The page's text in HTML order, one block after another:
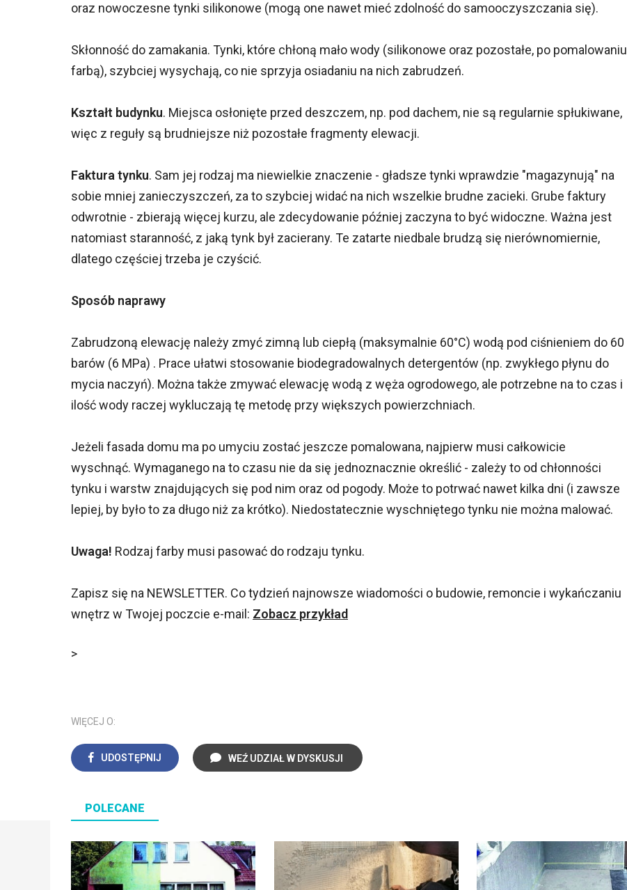
oraz nowoczesne tynki silikonowe (mogą one nawet mieć zdolność do samooczyszczania się).
Skłonność do zamakania. Tynki, które chłoną mało wody (silikonowe oraz pozostałe, po pomalowaniu
farbą), szybciej wysychają, co nie sprzyja osiadaniu na nich zabrudzeń.
Kształt budynku. Miejsca osłonięte przed deszczem, np. pod dachem, nie są regularnie spłukiwane,
więc z reguły są brudniejsze niż pozostałe fragmenty elewacji.
Faktura tynku. Sam jej rodzaj ma niewielkie znaczenie - gładsze tynki wprawdzie "magazynują" na
sobie mniej zanieczyszczeń, za to szybciej widać na nich wszelkie brudne zacieki. Grube faktury
odwrotnie - zbierają więcej kurzu, ale zdecydowanie później zaczyna to być widoczne. Ważna jest
natomiast staranność, z jaką tynk był zacierany. Te zatarte niedbale brudzą się nierównomiernie,
dlatego częściej trzeba je czyścić.
Sposób naprawy
Zabrudzoną elewację należy zmyć zimną lub ciepłą (maksymalnie 60°C) wodą pod ciśnieniem do 60
barów (6 MPa) . Prace ułatwi stosowanie biodegradowalnych detergentów (np. zwykłego płynu do
mycia naczyń). Można także zmywać elewację wodą z węża ogrodowego, ale potrzebne na to czas i
ilość wody raczej wykluczają tę metodę przy większych powierzchniach.
Jeżeli fasada domu ma po umyciu zostać jeszcze pomalowana, najpierw musi całkowicie
wyschnąć. Wymaganego na to czasu nie da się jednoznacznie określić - zależy to od chłonności
tynku i warstw znajdujących się pod nim oraz od pogody. Może to potrwać nawet kilka dni (i zawsze
lepiej, by było to za długo niż za krótko). Niedostatecznie wyschniętego tynku nie można malować.
Uwaga! Rodzaj farby musi pasować do rodzaju tynku.
Zapisz się na NEWSLETTER. Co tydzień najnowsze wiadomości o budowie, remoncie i wykańczaniu
wnętrz w Twojej poczcie e-mail: Zobacz przykład
>
WIĘCEJ O:
UDOSTĘPNIJ WEŹ UDZIAŁ W DYSKUSJI
POLECANE